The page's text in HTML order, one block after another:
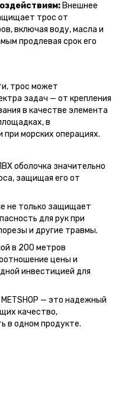
Внешнее
трос от
включая воду, масла и
продлевая срок его
трос может
задач — от крепления
в качестве элемента
в
при морских операциях.
оболочка значительно
защищая его от
не только защищает
для рук при
и другие травмы.
в 200 метров
цены и
инвестицией для
— это надежный
качество,
в одном продукте.